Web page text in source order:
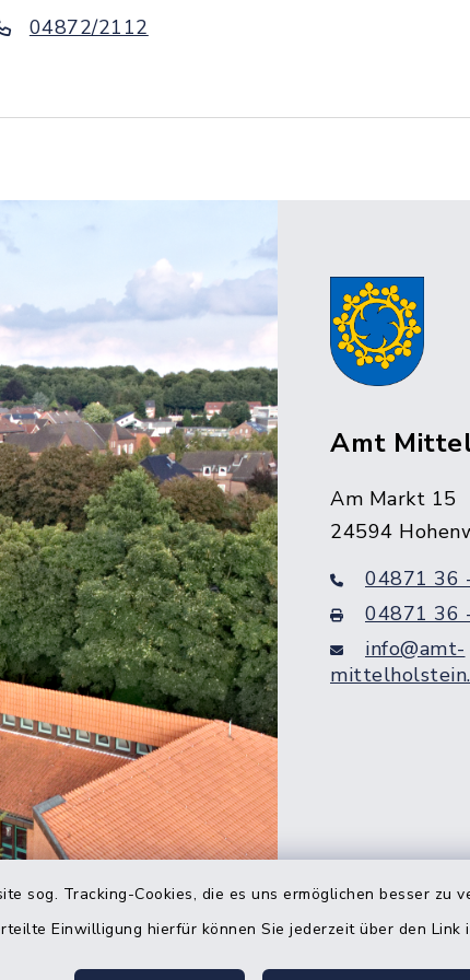
sog. Tracking-Cookies, die es uns ermöglichen besser
Einwilligung hierfür können Sie jederzeit über den Link
04872/2112
Amt
Am Markt 15
24594
04871 36
04871 36
info@amt-
Quicklinks
Bürgerbüro